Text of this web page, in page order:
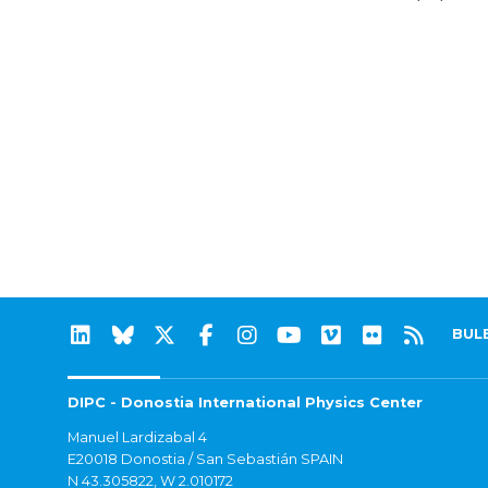
DIPC - Donostia International Physics Center
Manuel Lardizabal 4
E20018 Donostia / San Sebastián SPAIN
N 43.305822, W 2.010172